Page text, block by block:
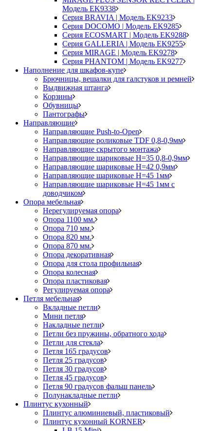
Модель EK9338
Серия BRAVIA | Модель EK9233
Серия DOCOMO | Модель EK9285
Серия ECOSMART | Модель EK9288
Серия GALLERIA | Модель EK9255
Серия MIRAGE | Модель EK9278
Серия PHANTOM | Модель EK9277
Наполнение для шкафов-купе
Брючницы, вешалки для галстуков и ремней
Выдвижная штанга
Корзины
Обувницы
Пантографы
Направляющие
Направляющие Push-to-Open
Направляющие роликовые TDF 0,8-0,9мм
Направляющие скрытого монтажа
Направляющие шариковые H=35 0,8-0,9мм
Направляющие шариковые H=42 0,9мм
Направляющие шариковые H=45 1мм
Направляющие шариковые H=45 1мм с
доводчиком
Опора мебельная
Нерегулируемая опора
Опора 1100 мм.
Опора 710 мм.
Опора 820 мм.
Опора 870 мм.
Опора декоративная
Опора для стола профильная
Опора колесная
Опора пластиковая
Регулируемая опора
Петля мебельная
Вкладные петли
Мини петля
Накладные петли
Петли без пружины, обратного хода
Петли для стекла
Петля 165 градусов
Петля 25 градусов
Петля 30 градусов
Петля 45 градусов
Петля 90 градусов фальш панель
Полунакладные петли
Плинтус кухонный
Плинтус алюминиевый, пластиковый
Плинтус кухонный KORNER